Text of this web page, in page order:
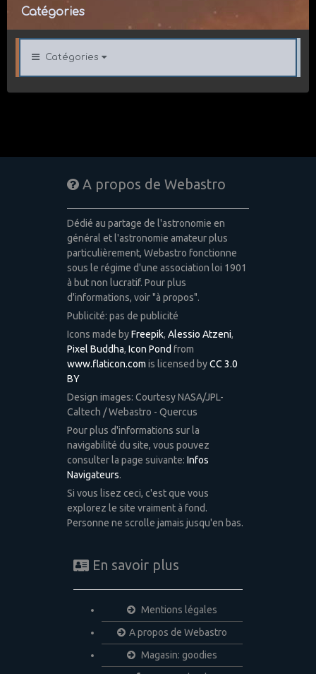
Catégories
Catégories
A propos de Webastro
Dédié au partage de l'astronomie en
général et l'astronomie amateur plus
particulièrement, Webastro fonctionne
sous le régime d'une association loi 1901
à but non lucratif. Pour plus
d'informations, voir "à propos".
Publicité: pas de publicité
Icons made byFreepik, Alessio Atzeni,
Pixel Buddha, Icon Pond from
www.flaticon.com is licensed byCC 3.0
BY
Design images: Courtesy NASA/JPL-
Caltech / Webastro - Quercus
Pour plus d'informations sur la
navigabilité du site, vous pouvez
consulter la page suivante: Infos
Navigateurs.
Si vous lisez ceci, c'est que vous
explorez le site vraiment à fond.
Personne ne scrolle jamais jusqu'en bas.
En savoir plus
Mentions légales
A propos de Webastro
Magasin: goodies